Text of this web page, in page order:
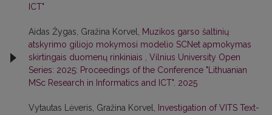
ICT"
Aidas Žygas, Gražina Korvel, Muzikos garso šaltinių
atskyrimo giliojo mokymosi modelio SCNet apmokymas
skirtingais duomenų rinkiniais , Vilnius University Open
Series: 2025: Proceedings of the Conference "Lithuanian
MSc Research in Informatics and ICT". 2025
Vytautas Lėveris, Gražina Korvel, Investigation of VITS Text-